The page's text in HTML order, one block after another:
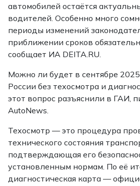
автомобилей остаётся
водителей. Особенно много
периоды изменений
приближении сроков
сообщает ИА DEITA.RU.
Можно ли будет в сентябре
России без техосмотра и
этот вопрос разъяснили в ГАИ,
AutoNews.
Техосмотр — это процедура
технического состояния
подтверждающая его
установленным нормам. По её
диагностическая карта —